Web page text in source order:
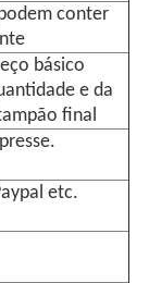
conter
básico
e da
final
etc.